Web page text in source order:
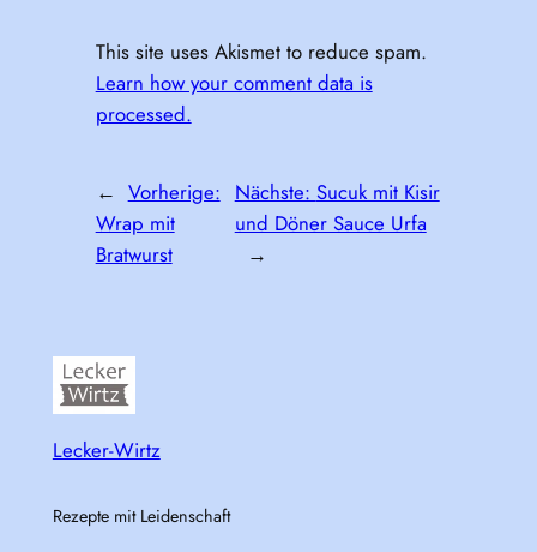
This site uses Akismet to reduce spam.
Learn how your comment data is
processed.
← Vorherige:
Wrap mit
Bratwurst
Nächste: Sucuk mit Kisir
und Döner Sauce Urfa
→
Lecker-Wirtz
Rezepte mit Leidenschaft